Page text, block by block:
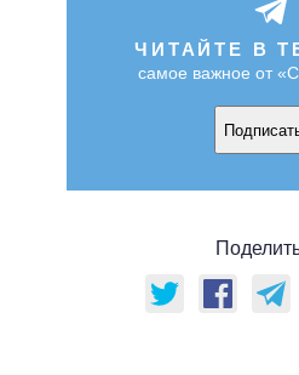
ЧИТАЙТЕ В
самое важное от